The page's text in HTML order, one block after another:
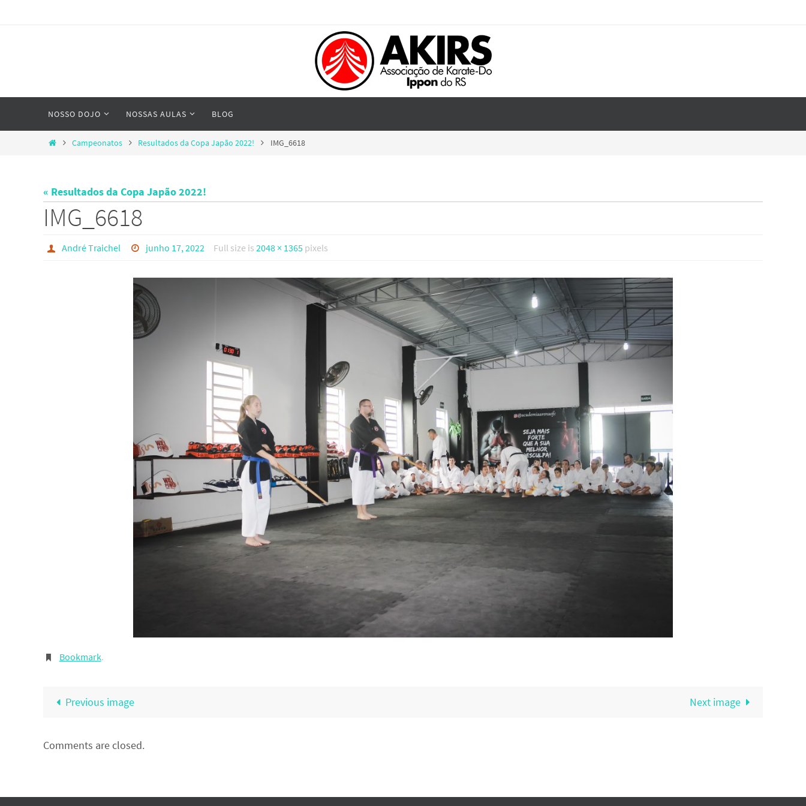
content
NOSSO DOJO NOSSAS AULAS BLOG
HomeCampeonatos Resultados da Copa Japão 2022! IMG_6618
« Resultados da Copa Japão 2022!
IMG_6618
André Traichel junho 17, 2022 Full size is2048 × 1365 pixels
Bookmark.
Previous image Next image
Comments are closed.